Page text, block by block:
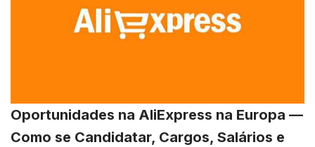
Oportunidades na AliExpress na Europa —
Como se Candidatar, Cargos, Salários e